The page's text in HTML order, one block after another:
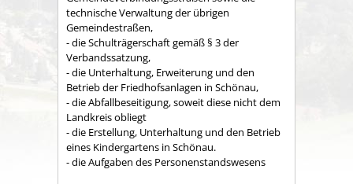
technische Verwaltung der übrigen
Gemeindestraßen,
- die Schulträgerschaft gemäß § 3 der
Verbandssatzung,
- die Unterhaltung, Erweiterung und den
Betrieb der Friedhofsanlagen in Schönau,
- die Abfallbeseitigung, soweit diese nicht dem
Land­kreis obliegt
- die Erstellung, Unterhaltung und den Betrieb
eines Kindergartens in Schönau.
- die Aufgaben des Personenstandswesens